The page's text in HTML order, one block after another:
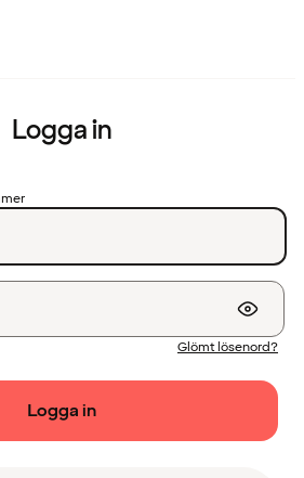
Logga in
Glömt lösenord?
Logga in